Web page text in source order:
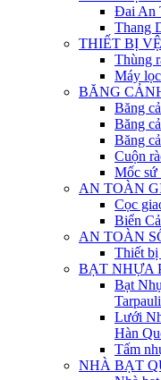
Đai An
Thang
THIẾT BỊ
Thùng
Máy
BĂNG
Băng
Băng
Băng
Cuộn
Mốc sứ
AN TOÀN
Cọc
Biển
AN TOÀN
Thiết bị
BẠT NHỰA
Bạt
Lưới
Hàn
Tấm
NHÀ BẠT